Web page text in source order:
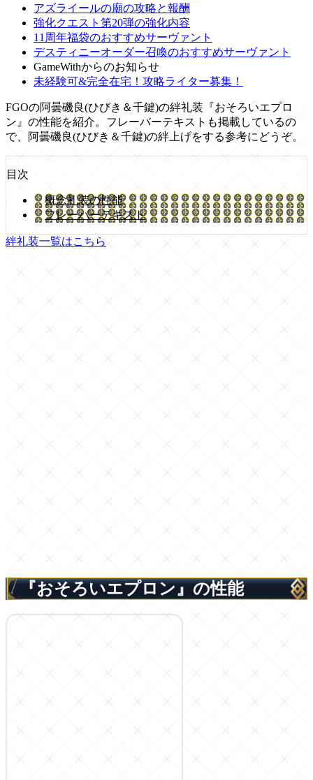
アズライールの廟の攻略と報酬
強化クエスト第20弾の強化内容
11周年福袋のおすすめサーヴァント
デスティニーオーダー召喚のおすすめサーヴァント
GameWithからのお知らせ
未経験可&完全在宅！攻略ライター募集！
FGOの阿曇磯良(ひびき＆千鍵)の絆礼装『おそろいエプロ
ン』の性能を紹介。フレーバーテキストも掲載しているの
で、阿曇磯良(ひびき＆千鍵)の絆上げをする参考にどうぞ。
目次
概念礼装の性能
フレーバーテキスト
絆礼装一覧はこちら
『おそろいエプロン』の性能